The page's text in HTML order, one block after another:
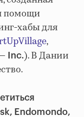
помощи
хабы для
,
Inc.). В Дании
Endomondo,